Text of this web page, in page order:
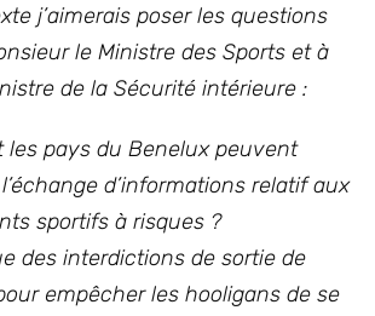
j’aimerais poser les questions
le Ministre des Sports et à
de la Sécurité intérieure :
les pays du Benelux peuvent
d’informations relatif aux
sportifs à risques ?
des interdictions de sortie de
empêcher les hooligans de se